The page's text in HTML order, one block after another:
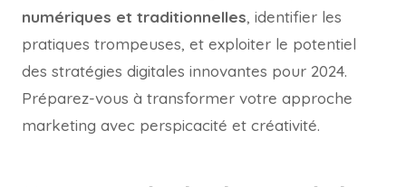
numériques et traditionnelles, identifier les
pratiques trompeuses, et exploiter le potentiel
des stratégies digitales innovantes pour 2024.
Préparez-vous à transformer votre approche
marketing avec perspicacité et créativité.